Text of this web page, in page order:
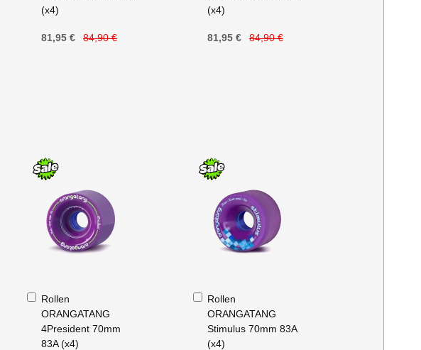
(x4)
81,95 € 84,90 €
(x4)
81,95 € 84,90 €
Rollen
ORANGATANG
4President 70mm
83A (x4)
In
den
Warenkorb
Rollen
ORANGATANG
Stimulus 70mm 83A
(x4)
In
den
Warenkorb